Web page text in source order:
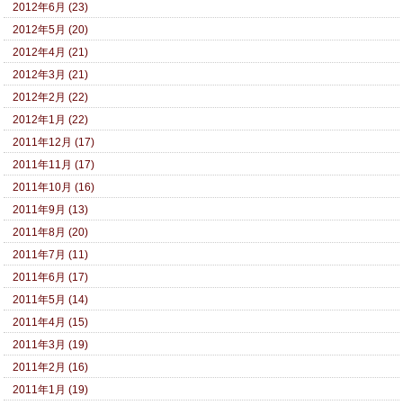
2012年6月 (23)
2012年5月 (20)
2012年4月 (21)
2012年3月 (21)
2012年2月 (22)
2012年1月 (22)
2011年12月 (17)
2011年11月 (17)
2011年10月 (16)
2011年9月 (13)
2011年8月 (20)
2011年7月 (11)
2011年6月 (17)
2011年5月 (14)
2011年4月 (15)
2011年3月 (19)
2011年2月 (16)
2011年1月 (19)